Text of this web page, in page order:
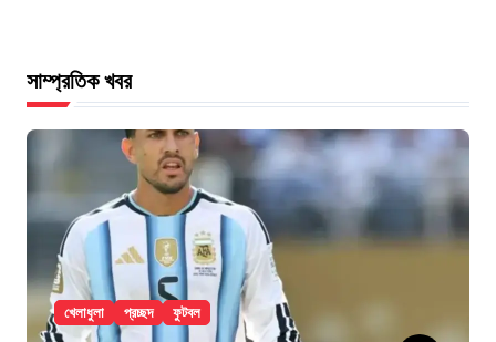
সাম্প্রতিক খবর
খেলাধুলা প্রচ্ছদ ফুটবল